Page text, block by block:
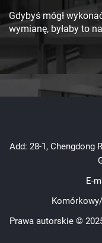
Gdybyś mógł
wymianę, byłaby to
Add: 28-1, Chengdong
E-
Prawa autorskie ©